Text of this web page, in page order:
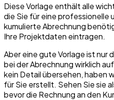
Diese Vorlage enthält alle
die Sie für eine professionelle
kumulierte Abrechnung
Ihre Projektdaten eintragen.
Aber eine gute Vorlage ist nur
bei der Abrechnung wirklich
kein Detail übersehen, haben
für Sie erstellt. Sehen Sie sie
bevor die Rechnung an den